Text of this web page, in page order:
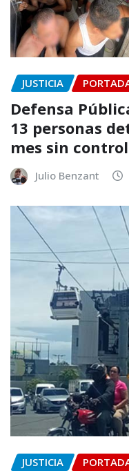
JUSTICIA
Defensa
13 personas
mes sin
Julio Benzant
JUSTICIA